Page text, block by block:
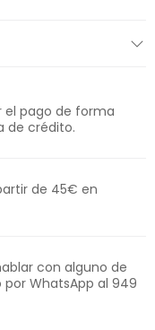
el pago de forma
de crédito.
de 45€ en
con alguno de
WhatsApp al 949